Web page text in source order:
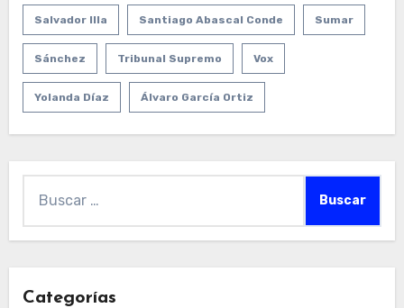
Salvador Illa Santiago Abascal Conde Sumar
Sánchez Tribunal Supremo Vox
Yolanda Díaz Álvaro García Ortiz
Categorías